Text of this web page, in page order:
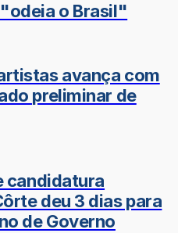
o Brasil"
avança com
preliminar de
candidatura
deu 3 dias para
de Governo